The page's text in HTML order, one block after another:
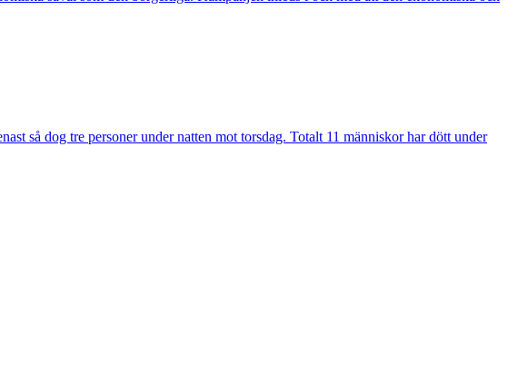
så dog tre personer under natten mot torsdag. Totalt 11 människor har dött under